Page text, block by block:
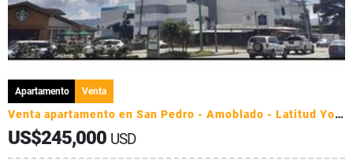
Apartamento Venta
Venta apartamento en San Pedro - Amoblado - Latitud Yoses
US$245,000 USD